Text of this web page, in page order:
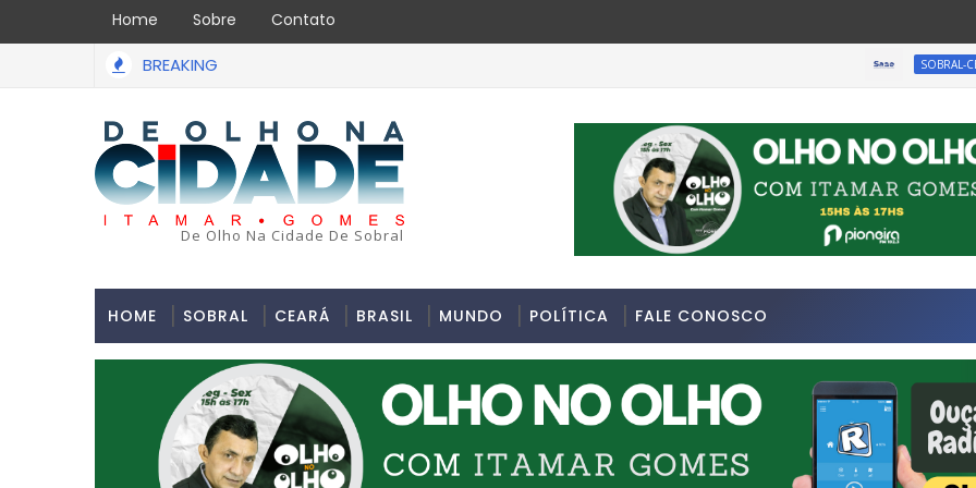
Home Sobre Contato
BREAKING SOBRAL-CE
De Olho Na Cidade De Sobral
HOME SOBRAL CEARÁ BRASIL MUNDO POLÍTICA FALE CONOSCO